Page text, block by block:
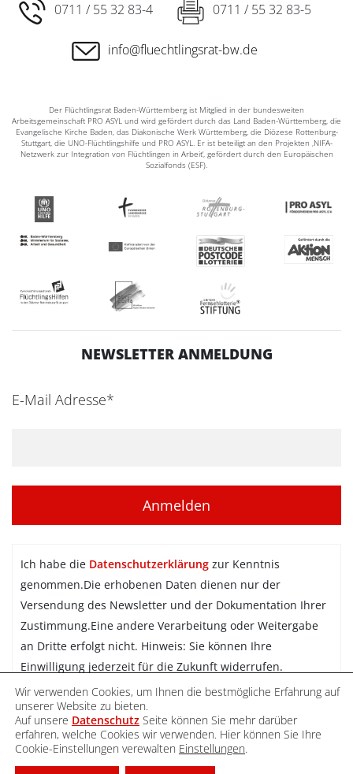
0711 / 55 32 83-4 0711 / 55 32 83-5
info@fluechtlingsrat-bw.de
Der Flüchtlingsrat Baden-Württemberg ist Mitglied in der bundesweiten
Arbeitsgemeinschaft PRO ASYL und wird gefördert durch das Land Baden-Württemberg, die
Evangelische Kirche Baden, das Diakonische Werk Württemberg, die Diözese Rottenburg-
Stuttgart, die UNO-Flüchtlingshilfe und PRO ASYL. Er ist beteiligt an den Projekten ‚NIFA-
Netzwerk zur Integration von Flüchtlingen in Arbeit‘, gefördert durch den Europäischen
Sozialfonds (ESF).
NEWSLETTER ANMELDUNG
E-Mail Adresse*
Ich habe die Datenschutzerklärung zur Kenntnis
genommen.Die erhobenen Daten dienen nur der
Versendung des Newsletter und der Dokumentation Ihrer
Zustimmung.Eine andere Verarbeitung oder Weitergabe
an Dritte erfolgt nicht. Hinweis: Sie können Ihre
Einwilligung jederzeit für die Zukunft widerrufen.
Newsletter abonnieren
DATENSCHUTZ IMPRESSUM
Wir verwenden Cookies, um Ihnen die bestmögliche Erfahrung auf
unserer Website zu bieten.
Auf unsere Datenschutz Seite können Sie mehr darüber
erfahren, welche Cookies wir verwenden. Hier können Sie Ihre
Cookie-Einstellungen verewalten Einstellungen.